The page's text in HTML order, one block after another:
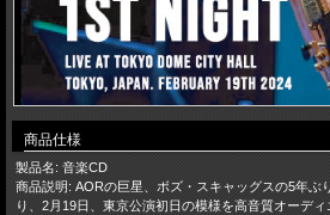
商品仕様
製品名: 音楽CD
商品説明: AORの巨星、ボズ・スキャッグスの5年ぶ
り、2月19日、東京公演初日の模様を高音質オーデ